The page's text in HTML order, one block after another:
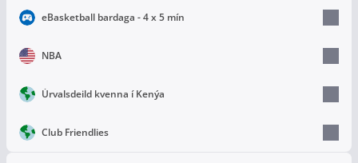
eBasketball bardaga - 4 x 5 mín
NBA
Úrvalsdeild kvenna í Kenýa
Club Friendlies